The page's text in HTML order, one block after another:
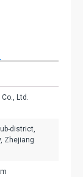
Ltd.
district,
Zhejiang